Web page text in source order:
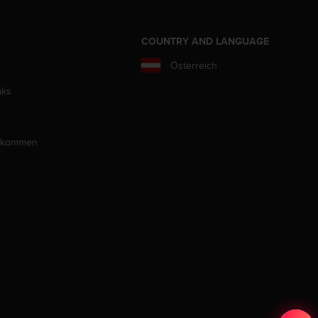
COUNTRY AND LANGUAGE
Österreich